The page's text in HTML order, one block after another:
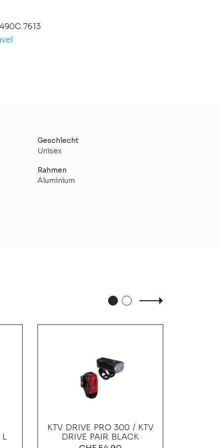
Geschlecht
Unisex
Rahmen
Aluminium
L
KTV DRIVE PRO 300 / KTV
DRIVE PAIR BLACK